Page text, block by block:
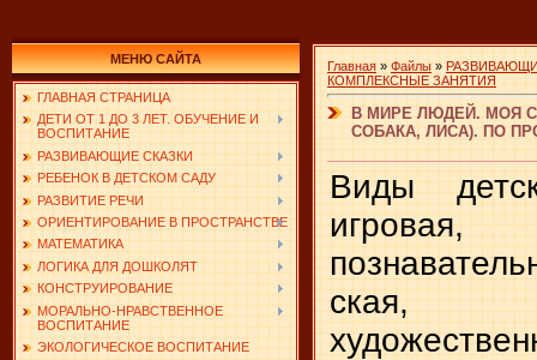
МЕНЮ САЙТА
ГЛАВНАЯ СТРАНИЦА
ДЕТИ ОТ 1 ДО 3 ЛЕТ. ОБУЧЕНИЕ И
ВОСПИТАНИЕ
РАЗВИВАЮЩИЕ СКАЗКИ
РЕБЕНОК В ДЕТСКОМ САДУ
РАЗВИТИЕ РЕЧИ
ОРИЕНТИРОВАНИЕ В ПРОСТРАНСТВЕ
МАТЕМАТИКА
ЛОГИКА ДЛЯ ДОШКОЛЯТ
КОНСТРУИРОВАНИЕ
МОРАЛЬНО-НРАВСТВЕННОЕ
ВОСПИТАНИЕ
ЭКОЛОГИЧЕСКОЕ ВОСПИТАНИЕ
Главная » Файлы »
КОМПЛЕКСНЫЕ ЗАНЯТИЯ
В МИРЕ ЛЮДЕЙ. МОЯ
СОБАКА, ЛИСА). ПО
Виды
игровая,
ская,